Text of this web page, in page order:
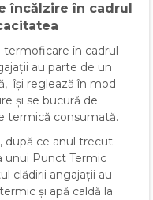
încălzire în cadrul
în cadrul
au parte de un
își reglează în mod
și se bucură de
termică consumată.
după ce anul trecut
unui Punct Termic
clădirii angajații au
și apă caldă la